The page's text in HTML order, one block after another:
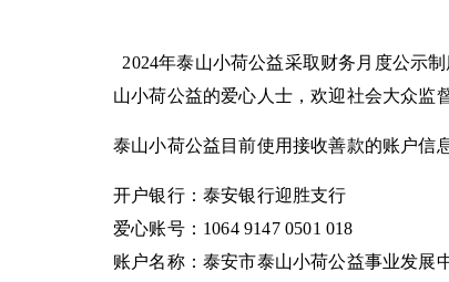
2024年泰山小荷公益采取财务月度公示
山小荷公益的爱心人士，欢迎社会大众监
泰山小荷公益目前使用接收善款的账户信
开户银行：泰安银行迎胜支行
爱心账号： 1064 9147 0501 018
账户名称：泰安市泰山小荷公益事业发展